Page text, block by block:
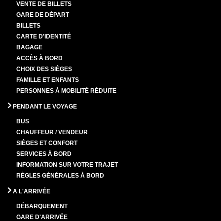
VENTE DE BILLETS
GARE DE DÉPART
BILLETS
CARTE D'IDENTITÉ
BAGAGE
ACCÈS À BORD
CHOIX DES SIÈGES
FAMILLE ET ENFANTS
PERSONNES À MOBILITÉ RÉDUITE
PENDANT LE VOYAGE
BUS
CHAUFFEUR / VENDEUR
SIÈGES ET CONFORT
SERVICES À BORD
INFORMATION SUR VOTRE TRAJET
RÈGLES GÉNÉRALES À BORD
A L'ARRIVÉE
DÉBARQUEMENT
GARE D'ARRIVÉE